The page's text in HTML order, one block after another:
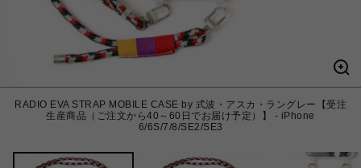
RADIO EVA STRAP MOBILE CASE by 式波・アスカ・ラングレー【受注
生産商品（ご注文から40～60日でお届け予定）】 - iPhone
6/6S/7/8/SE2/SE3